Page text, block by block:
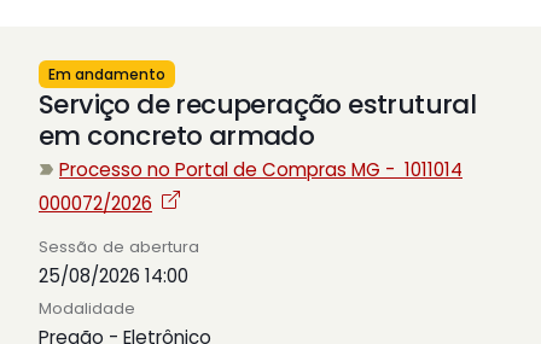
Em andamento
Serviço de recuperação estrutural
em concreto armado
Processo no Portal de Compras MG - 1011014
000072/2026
Sessão de abertura
25/08/2026 14:00
Modalidade
Pregão - Eletrônico